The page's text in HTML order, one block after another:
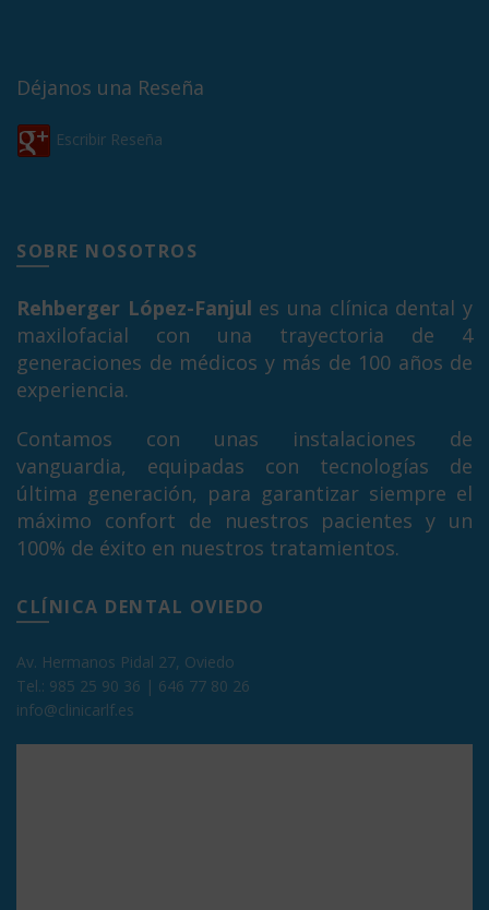
Déjanos una Reseña
Escribir Reseña
SOBRE NOSOTROS
Rehberger López-Fanjul es una clínica dental y
maxilofacial con una trayectoria de 4
generaciones de médicos y más de 100 años de
experiencia.
Contamos con unas instalaciones de
vanguardia, equipadas con tecnologías de
última generación, para garantizar siempre el
máximo confort de nuestros pacientes y un
100% de éxito en nuestros tratamientos.
CLÍNICA DENTAL OVIEDO
Av. Hermanos Pidal 27, Oviedo
Tel.: 985 25 90 36 | 646 77 80 26
info@clinicarlf.es